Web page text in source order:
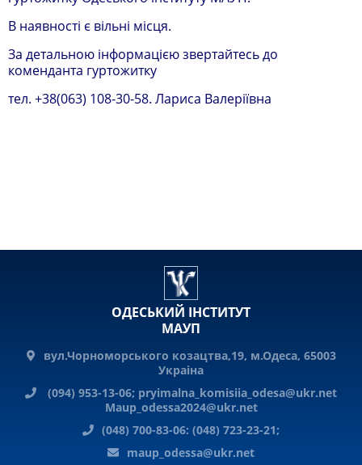
В наявності є вільні місця.
За детальною інформацією звертайтесь до
коменданта гуртожитку
тел. +38(063) 108-30-58. Лариса Валеріївна
ОДЕСЬКИЙ ІНСТИТУТ
МАУП
вул.Чорноморського козацтва,19, м.Одеса, 65003
Украiна
(094) 953-13-06; pryimalna_komisiia_odesa@ukr.net
Maup_odessa2024@ukr.net
(048) 700-83-06: (048) 723-23-21;
maup_odessa@ukr.net